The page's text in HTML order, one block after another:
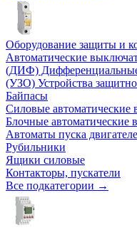
Оборудование защиты и
Автоматические
(ДИФ)
(УЗО) Устройства
Байпасы
Силовые автоматические
Блочные
Автоматы пуска
Рубильники
Ящики силовые
Контакторы, пускатели
Все подкатегории →